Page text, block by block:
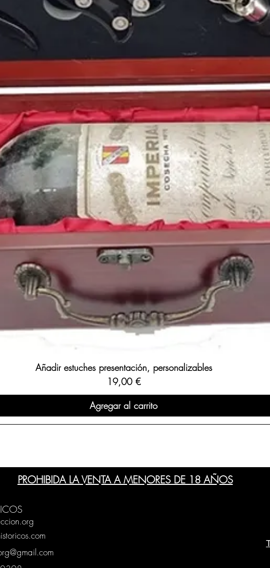
igualarnos con otros países
tabaco en colegios, hospitales
En el panorama literario
gracias a su novelaLos límites
Y en el deporte rey de nuestro
,
PSV Eindhovenganada por
venciendo al Benfica en los
Buenos años para la música
heavy comoHalloween , Metálic
dieron un concierto aquel
1988
En la radio se escuchaban
Sting, Joe Cocker Tino Casal o
Hombres GoEl último de la Fila
Como la cabeza al sombrero
1988es elaño de nacimientode
la estrella de la NBAKevin
, la cantanteRihanna
, la cantante popAdele
Lewandowski
o la actriz española
En nuestra tiendas puedes
vinos de la cosecha de 1988
regiones ybodegas
tienda de vinos online:
Añadir estuches presentación, personalizables
Precio
19,00 €
Agregar al carrito
PROHIBIDA LA VENTA A MENORES DE 18 AÑOS